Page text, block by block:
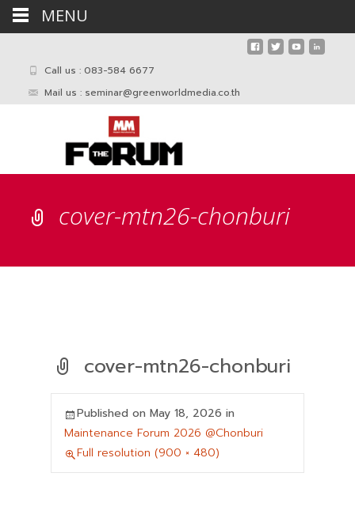
Call us : 083-584 6677
Mail us : seminar@greenworldmedia.co.th
cover-mtn26-chonburi
cover-mtn26-chonburi
Published on May 18, 2026 in
Maintenance Forum 2026 @Chonburi
Full resolution (900 × 480)
MENU